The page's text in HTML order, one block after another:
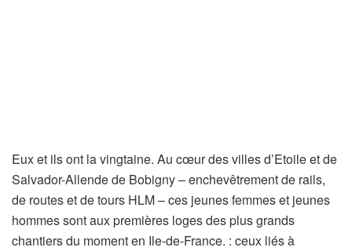
Eux et ils ont la vingtaine. Au cœur des villes d’Etoile et de
Salvador-Allende de Bobigny – enchevêtrement de rails,
de routes et de tours HLM – ces jeunes femmes et jeunes
hommes sont aux premières loges des plus grands
chantiers du moment en Ile-de-France. : ceux liés à